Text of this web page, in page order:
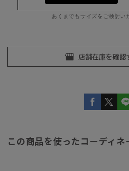
あくまでもサイズをご検討い
この商品を使ったコーディネ